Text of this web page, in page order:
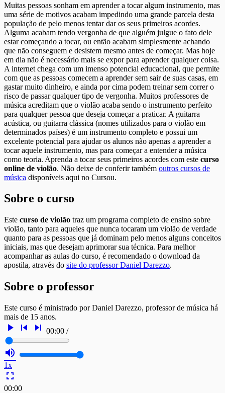
Muitas pessoas sonham em aprender a tocar algum instrumento, mas
uma série de motivos acabam impedindo uma grande parcela desta
população de pelo menos tentar dar os seus primeiros acordes.
Alguma acabam tendo vergonha de que alguém julgue o fato dele
estar começando a tocar, ou então acabam simplesmente achando
que não conseguem e desistem mesmo antes de começar. Mas hoje
em dia não é necessário mais se expor para aprender qualquer coisa.
A internet chega com um imenso potencial educacional, que permite
com que as pessoas comecem a aprender sem sair de suas casas, em
gastar muito dinheiro, e ainda por cima podem treinar sem correr o
risco de passar qualquer tipo de vergonha. Muitos professores de
música acreditam que o violão acaba sendo o instrumento perfeito
para qualquer pessoa que deseja começar a praticar. A guitarra
acústica, ou guitarra clássica (nomes utilizados para o violão em
determinados países) é um instrumento completo e possui um
excelente potencial para ajudar os alunos não apenas a aprender a
tocar aquele instrumento, mas para começar a entender a música
como teoria. Aprenda a tocar seus primeiros acordes com este curso
online de violão. Não deixe de conferir também outros cursos de
música disponíveis aqui no Cursou.
Sobre o curso
Este curso de violão traz um programa completo de ensino sobre
violão, tanto para aqueles que nunca tocaram um violão de verdade
quanto para as pessoas que já dominam pelo menos alguns conceitos
iniciais, mas que desejam aprimorar sua técnica. Para melhor
acompanhar as aulas do curso, é recomendado o download da
apostila, através do site do professor Daniel Darezzo.
Sobre o professor
Este curso é ministrado por Daniel Darezzo, professor de música há
mais de 15 anos.
play_arrow skip_previous skip_next 00:00 /
volume_up
1x
fullscreen
00:00